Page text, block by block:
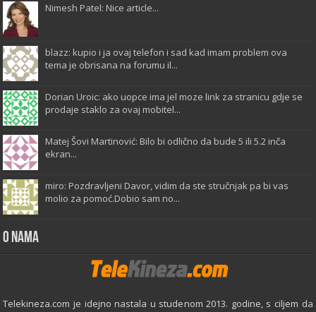
Nimesh Patel: Nice article...
blazz: kupio i ja ovaj telefon i sad kad imam problem ova
tema je obrisana na forumu il...
Dorian Uroic: ako uopce ima jel moze link za stranicu gdje se
prodaje staklo za ovaj mobitel...
Matej Šovi Martinović: Bilo bi odlično da bude 5 ili 5.2 inča
ekran...
miro: Pozdravljeni Davor, vidim da ste stručnjak pa bi vas
molio za pomoć.Dobio sam no...
O Nama
Telekineza.com je idejno nastala u studenom 2013. godine, s ciljem da